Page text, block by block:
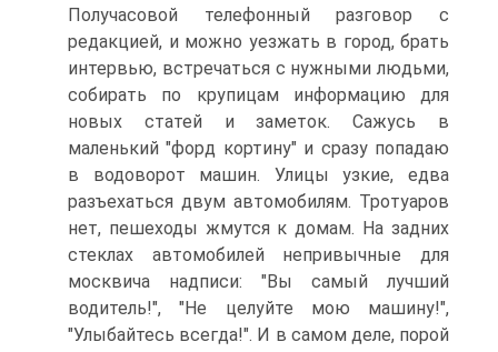
Получасовой телефонный разговор с
редакцией, и можно уезжать в город, брать
интервью, встречаться с нужными людьми,
собирать по крупицам информацию для
новых статей и заметок. Сажусь в
маленький "форд кортину" и сразу попадаю
в водоворот машин. Улицы узкие, едва
разъехаться двум автомобилям. Тротуаров
нет, пешеходы жмутся к домам. На задних
стеклах автомобилей непривычные для
москвича надписи: "Вы самый лучший
водитель!", "Не целуйте мою машину!",
"Улыбайтесь всегда!". И в самом деле, порой